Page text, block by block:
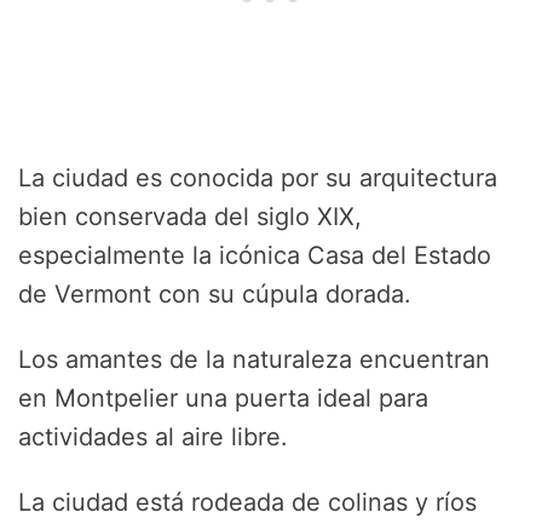
La ciudad es conocida por su arquitectura
bien conservada del siglo XIX,
especialmente la icónica Casa del Estado
de Vermont con su cúpula dorada.
Los amantes de la naturaleza encuentran
en Montpelier una puerta ideal para
actividades al aire libre.
La ciudad está rodeada de colinas y ríos